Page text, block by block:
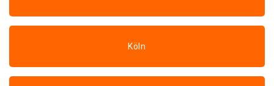
Köln